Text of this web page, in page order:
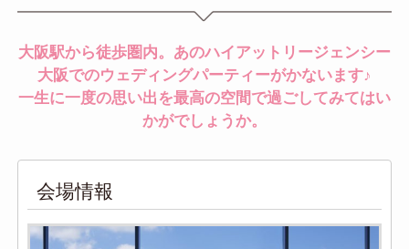
大阪駅から徒歩圏内。あのハイアットリージェンシー
大阪でのウェディングパーティーがかないます♪
一生に一度の思い出を最高の空間で過ごしてみてはい
かがでしょうか。
会場情報